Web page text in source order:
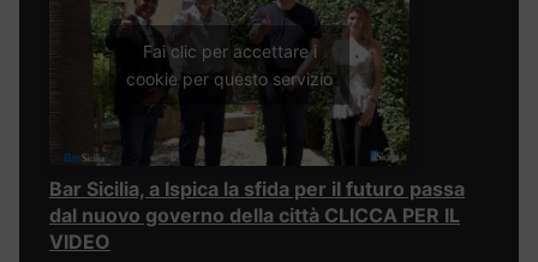
Fai clic per accettare i
cookie per questo servizio
Bar Sicilia, a Ispica la sfida per il futuro passa
dal nuovo governo della città CLICCA PER IL
VIDEO